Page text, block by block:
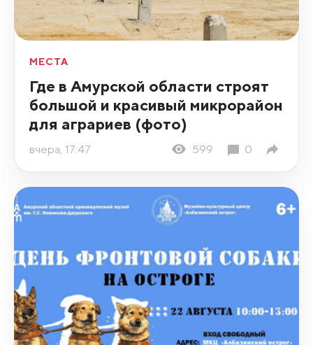
МЕСТА
Где в Амурской области строят
большой и красивый микрорайон
для аграриев (фото)
вчера, 17:47 599 0